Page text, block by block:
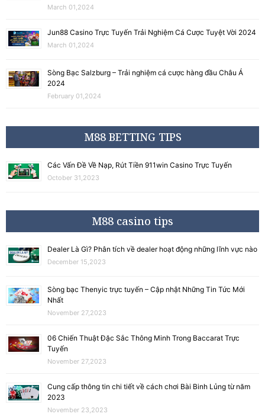
March 01,2024
Jun88 Casino Trực Tuyến Trải Nghiệm Cá Cược Tuyệt Vời 2024
March 01,2024
Sòng Bạc Salzburg – Trải nghiệm cá cược hàng đầu Châu Á
2024
February 01,2024
M88 BETTING TIPS
Các Vấn Đề Về Nạp, Rút Tiền 911win Casino Trực Tuyến
October 31,2023
M88 casino tips
Dealer Là Gì? Phân tích về dealer hoạt động những lĩnh vực nào
December 15,2023
Sòng bạc Thenyic trực tuyến – Cập nhật Những Tin Tức Mới
Nhất
November 27,2023
06 Chiến Thuật Đặc Sắc Thông Minh Trong Baccarat Trực
Tuyến
November 27,2023
Cung cấp thông tin chi tiết về cách chơi Bài Binh Lủng từ năm
2023
November 23,2023